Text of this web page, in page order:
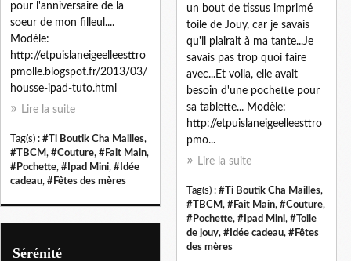
pour l'anniversaire de la
soeur de mon filleul....
Modèle:
http://etpuislaneigeelleesttro
pmolle.blogspot.fr/2013/03/
housse-ipad-tuto.html
Lire la suite
Tag(s) : #Ti Boutik Cha Mailles,
#TBCM, #Couture, #Fait Main,
#Pochette, #Ipad Mini, #Idée
cadeau, #Fêtes des mères
un bout de tissus imprimé
toile de Jouy, car je savais
qu'il plairait à ma tante...Je
savais pas trop quoi faire
avec...Et voila, elle avait
besoin d'une pochette pour
sa tablette... Modèle:
http://etpuislaneigeelleesttro
pmo...
Lire la suite
Tag(s) : #Ti Boutik Cha Mailles,
#TBCM, #Fait Main, #Couture,
#Pochette, #Ipad Mini, #Toile
de jouy, #Idée cadeau, #Fêtes
des mères
Sérénité